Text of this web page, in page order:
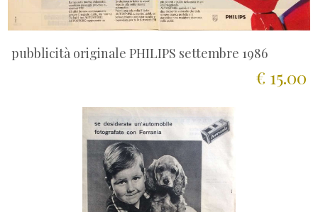
pubblicità originale PHILIPS settembre 1986
€ 15.00